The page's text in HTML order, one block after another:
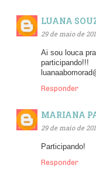
LUANA
29 de maio de
Ai sou louca
participando!!!
Responder
MARIANA
29 de maio de
Participando!
Responder